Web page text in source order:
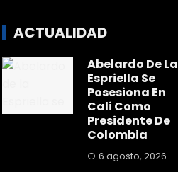
ACTUALIDAD
Abelardo De La
Espriella Se
Posesiona En
Cali Como
Presidente De
Colombia
6 agosto, 2026